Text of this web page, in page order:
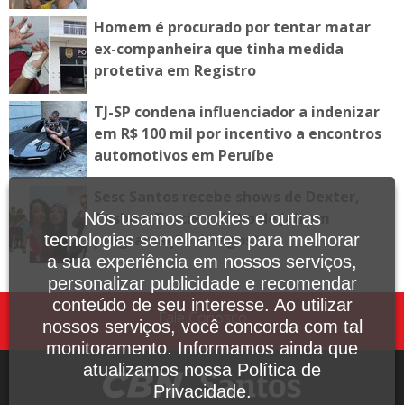
Homem é procurado por tentar matar
ex-companheira que tinha medida
protetiva em Registro
TJ-SP condena influenciador a indenizar
em R$ 100 mil por incentivo a encontros
automotivos em Peruíbe
Tasha e Tracie e Tribo de Jah em
programação de agosto
Fale Conosco
Nós usamos cookies e outras
tecnologias semelhantes para melhorar
a sua experiência em nossos serviços,
personalizar publicidade e recomendar
conteúdo de seu interesse. Ao utilizar
nossos serviços, você concorda com tal
monitoramento. Informamos ainda que
atualizamos nossa Política de
Privacidade.